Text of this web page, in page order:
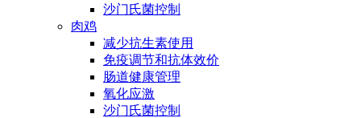
沙门氏菌控制
肉鸡
减少抗生素使用
免疫调节和抗体效价
肠道健康管理
氧化应激
沙门氏菌控制